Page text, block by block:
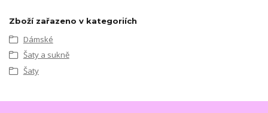
Zboží zařazeno v kategoriích
Dámské
Šaty a sukně
Šaty